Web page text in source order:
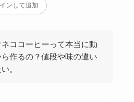
ンして追加
ネココーヒーって本当に動
作るの？値段や味の違い
。